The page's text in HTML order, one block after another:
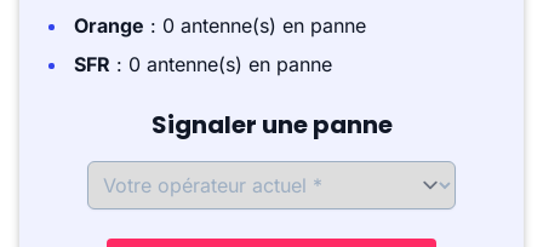
Orange : 0 antenne(s) en panne
SFR : 0 antenne(s) en panne
Signaler une panne